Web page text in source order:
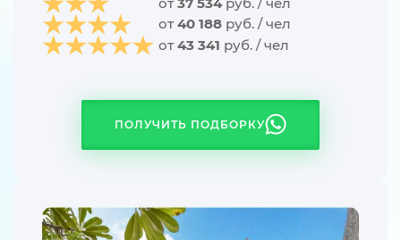
от40 188 руб. / чел
от43 341 руб. / чел
ПОЛУЧИТЬ ПОДБОРКУ